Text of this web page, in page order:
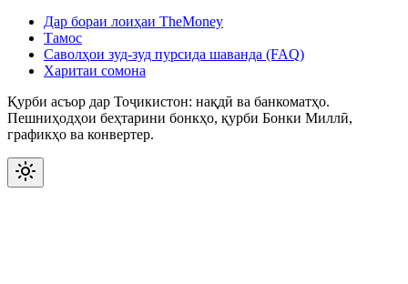
Дар бораи лоиҳаи TheMoney
Тамос
Саволҳои зуд-зуд пурсида шаванда (FAQ)
Харитаи сомона
Қурби асъор дар Тоҷикистон: нақдӣ ва банкоматҳо.
Пешниҳодҳои беҳтарини бонкҳо, қурби Бонки Миллӣ,
графикҳо ва конвертер.